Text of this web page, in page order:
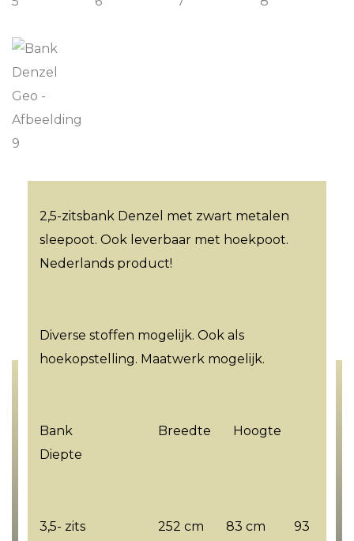
2,5-zitsbank Denzel met zwart metalen
sleepoot. Ook leverbaar met hoekpoot.
Nederlands product!
Diverse stoffen mogelijk. Ook als
hoekopstelling. Maatwerk mogelijk.
Bank Breedte Hoogte
Diepte
3,5- zits 252 cm 83 cm 93